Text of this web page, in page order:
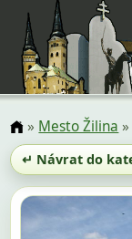
» Mesto Žilina
↵ Návrat do